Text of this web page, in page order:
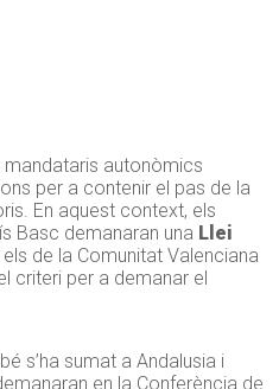
mandataris autonòmics
per a contenir el pas de la
En aquest context, els
Basc demanaran una Llei
de la Comunitat Valenciana
criteri per a demanar el
s’ha sumat a Andalusia i
en la Conferència de